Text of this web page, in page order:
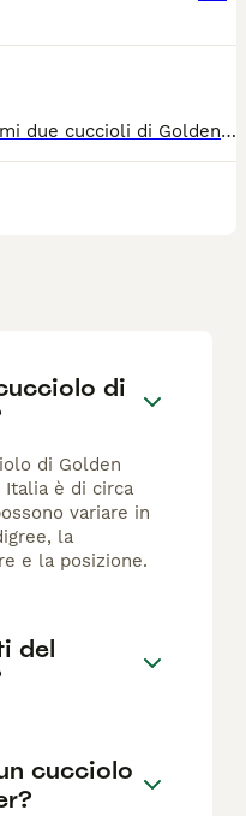
Rimangono a disposizioni gli ultimi due cuccioli di Golden Retriever, un maschietto e una femminuccia. I genitori sono entrambi visibili, la madre è quella più scura nelle foto e ha 4 anni mentre il padre è quello più chiaro con quasi 1 anno di età. I cuccioli sono tutti in salute e controllati periodicamente dal veterinario. Verranno consegnati con microchip, ciclo completo di sverminazione e in base alla data di consegna regolare vaccinazione.
di
di Golden
Italia è di circa
variare in
la
e la posizione.
del
cucciolo